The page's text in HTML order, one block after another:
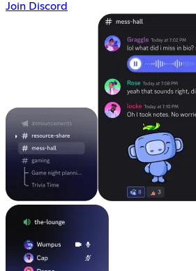
Join Discord